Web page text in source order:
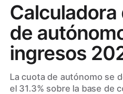
Calculadora
de
ingresos
La cuota de autónomo se
el 31.3% sobre la base de